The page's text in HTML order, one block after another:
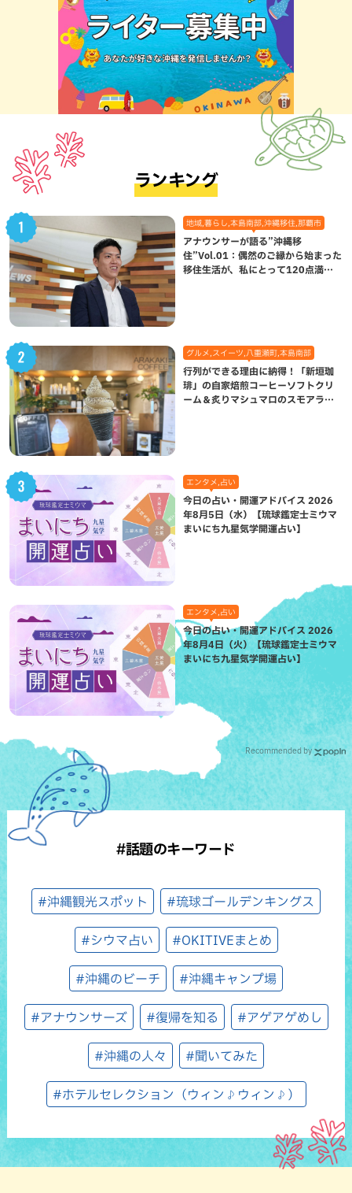
ランキング
地域,暮らし,本島南部,沖縄移住,那覇市
アナウンサーが語る”沖縄移
住”Vol.01：偶然のご縁から始まった
移住生活が、私にとって120点満点
グルメ,スイーツ,八重瀬町,本島南部
行列ができる理由に納得！「新垣珈
琲」の自家焙煎コーヒーソフトクリ
ーム＆炙りマシュマロのスモアラテ
エンタメ,占い
今日の占い・開運アドバイス 2026
年8月5日（水）【琉球鑑定士ミウマ
まいにち九星気学開運占い】
エンタメ,占い
今日の占い・開運アドバイス 2026
年8月4日（火）【琉球鑑定士ミウマ
まいにち九星気学開運占い】
Recommended by
#話題のキーワード
#沖縄観光スポット #琉球ゴールデンキングス
#シウマ占い #OKITIVEまとめ
#沖縄のビーチ #沖縄キャンプ場
#アナウンサーズ #復帰を知る #アゲアゲめし
#沖縄の人々 #聞いてみた
#ホテルセレクション（ウィン♪ウィン♪）